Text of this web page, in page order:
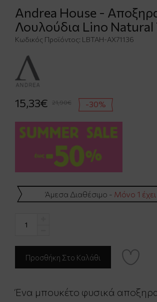
Andrea House -
Λουλούδια Lino Natural
Κωδικός Προϊόντος: LBTAH-AX71136
15,33€ 21,90€ -30%
Άμεσα Διαθέσιμο - Μόνο 1 έχει
Ένα μπουκέτο φυσικά